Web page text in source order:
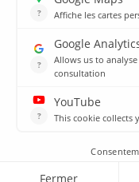
Médiathèque
CSIRT
Agences
Agences
© 2026 CODRA. Tous
MENTIONS